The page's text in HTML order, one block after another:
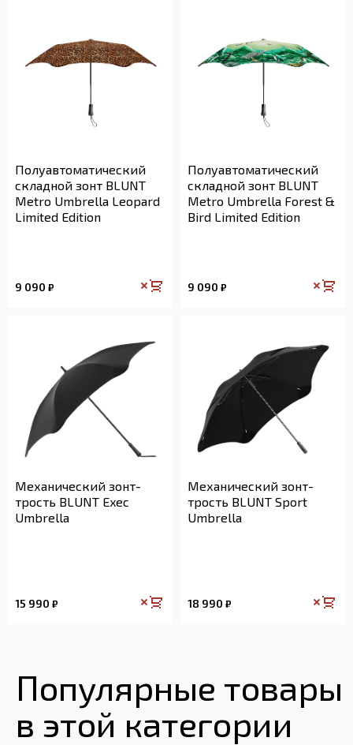
Полуавтоматический
складной зонт BLUNT
Metro Umbrella Leopard
Limited Edition
9 090 ₽
Полуавтоматический
складной зонт BLUNT
Metro Umbrella Forest &
Bird Limited Edition
9 090 ₽
Механический зонт-
трость BLUNT Exec
Umbrella
15 990 ₽
Механический зонт-
трость BLUNT Sport
Umbrella
18 990 ₽
Популярные товары
в этой категории